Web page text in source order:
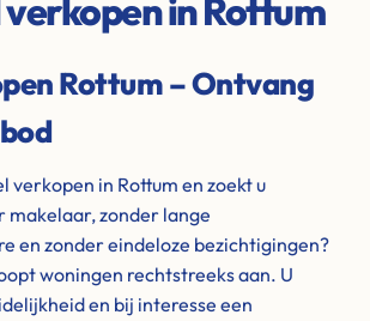
verkopen in Rottum
Rottum – Ontvang
verkopen in Rottum en zoekt u
makelaar, zonder lange
en zonder eindeloze bezichtigingen?
woningen rechtstreeks aan. U
en bij interesse een